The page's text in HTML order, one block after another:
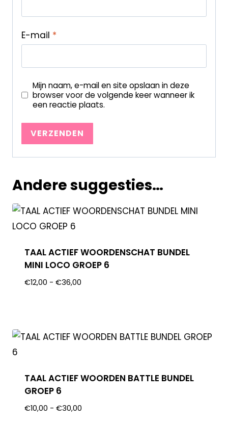
E-mail *
Mijn naam, e-mail en site opslaan in deze
browser voor de volgende keer wanneer ik
een reactie plaats.
Andere suggesties…
TAAL ACTIEF WOORDENSCHAT BUNDEL
MINI LOCO GROEP 6
€12,00 - €36,00
TAAL ACTIEF WOORDEN BATTLE BUNDEL
GROEP 6
€10,00 - €30,00